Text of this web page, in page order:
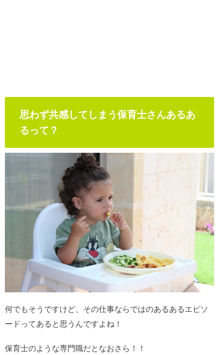
思わず共感してしまう保育士さんあるあ
るって？
何でもそうですけど、その仕事ならではのあるあるエピソ
ードってあると思うんですよね！
保育士のような専門職だとなおさら！！